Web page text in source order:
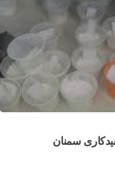
سمنان